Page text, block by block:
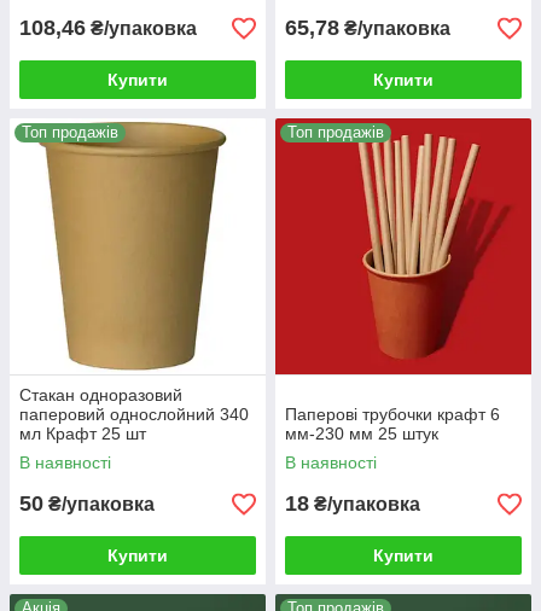
108,46 ₴/упаковка
Купити
65,78 ₴/упаковка
Купити
Топ продажів
Стакан одноразовий
паперовий однослойний 340
мл Крафт 25 шт
В наявності
50 ₴/упаковка
Купити
Топ продажів
Паперові трубочки крафт 6
мм-230 мм 25 штук
В наявності
18 ₴/упаковка
Купити